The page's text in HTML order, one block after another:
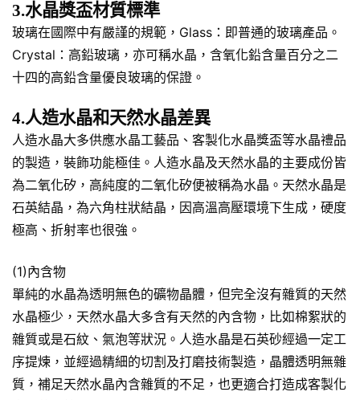
3.水晶獎盃材質標準
玻璃在國際中有嚴謹的規範，Glass：即普通的玻璃產品。
Crystal：高鉛玻璃，亦可稱水晶，含氧化鉛含量百分之二
十四的高鉛含量優良玻璃的保證。
4.人造水晶和天然水晶差異
人造水晶大多供應水晶工藝品、客製化水晶獎盃等水晶禮品
的製造，裝飾功能極佳。人造水晶及天然水晶的主要成份皆
為二氧化矽，高純度的二氧化矽便被稱為水晶。天然水晶是
石英結晶，為六角柱狀結晶，因高溫高壓環境下生成，硬度
極高、折射率也很強。
(1)內含物
單純的水晶為透明無色的礦物晶體，但完全沒有雜質的天然
水晶極少，天然水晶大多含有天然的內含物，比如棉絮狀的
雜質或是石紋、氣泡等狀況。人造水晶是石英砂經過一定工
序提煉，並經過精細的切割及打磨技術製造，晶體透明無雜
質，補足天然水晶內含雜質的不足，也更適合打造成客製化